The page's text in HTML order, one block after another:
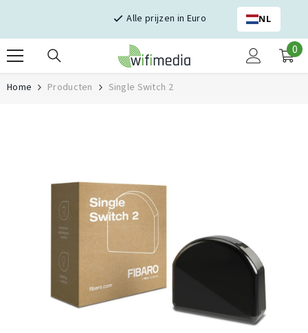
Alle prijzen in Euro NL
0
0
Home Producten Single Switch 2